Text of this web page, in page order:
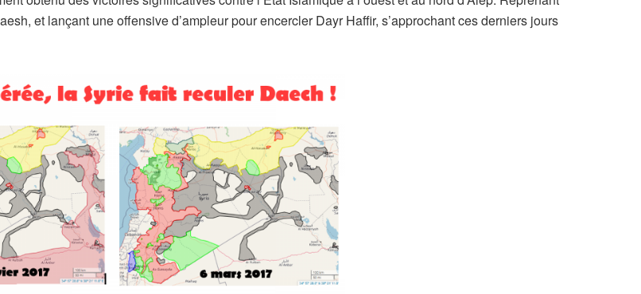
et lançant une offensive d’ampleur pour encercler Dayr Haffir, s’approchant ces derniers jours